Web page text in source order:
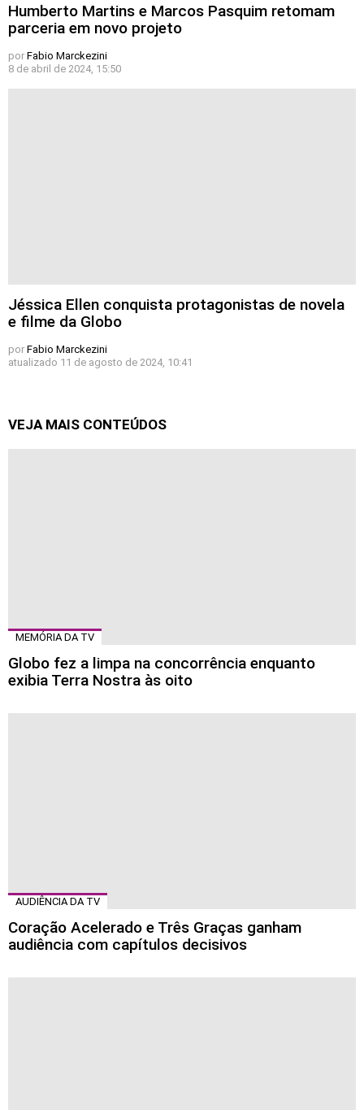
Humberto Martins e Marcos Pasquim retomam
parceria em novo projeto
por Fabio Marckezini
8 de abril de 2024, 15:50
Jéssica Ellen conquista protagonistas de novela
e filme da Globo
por Fabio Marckezini
atualizado 11 de agosto de 2024, 10:41
VEJA MAIS CONTEÚDOS
MEMÓRIA DA TV
Globo fez a limpa na concorrência enquanto
exibia Terra Nostra às oito
AUDIÊNCIA DA TV
Coração Acelerado e Três Graças ganham
audiência com capítulos decisivos